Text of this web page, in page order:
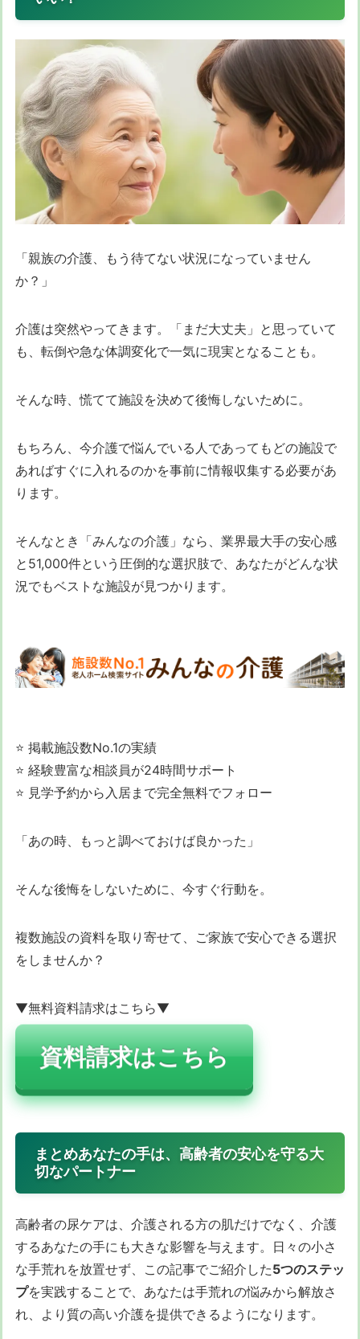
「親族の介護、もう待てない状況になっていません
か？」
介護は突然やってきます。「まだ大丈夫」と思っていて
も、転倒や急な体調変化で一気に現実となることも。
そんな時、慌てて施設を決めて後悔しないために。
もちろん、今介護で悩んでいる人であってもどの施設で
あればすぐに入れるのかを事前に情報収集する必要があ
ります。
そんなとき「みんなの介護」なら、業界最大手の安心感
と51,000件という圧倒的な選択肢で、あなたがどんな状
況でもベストな施設が見つかります。
⭐ 掲載施設数No.1の実績
⭐ 経験豊富な相談員が24時間サポート
⭐ 見学予約から入居まで完全無料でフォロー
「あの時、もっと調べておけば良かった」
そんな後悔をしないために、今すぐ行動を。
複数施設の資料を取り寄せて、ご家族で安心できる選択
をしませんか？
▼無料資料請求はこちら▼
資料請求はこちら
まとめあなたの手は、高齢者の安心を守る大
切なパートナー
高齢者の尿ケアは、介護される方の肌だけでなく、介護
するあなたの手にも大きな影響を与えます。日々の小さ
な手荒れを放置せず、この記事でご紹介した5つのステッ
プを実践することで、あなたは手荒れの悩みから解放さ
れ、より質の高い介護を提供できるようになります。